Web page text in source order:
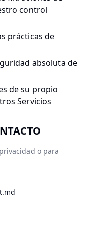
control
prácticas de
absoluta de
de su propio
Servicios
o para